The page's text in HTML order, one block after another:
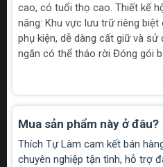
cao, có tuổi thọ cao. Thiết kế
năng: Khu vực lưu trữ riêng
phụ kiện, dễ dàng cất giữ và sử
ngăn có thể tháo rời Đóng gói
Mua sản phẩm này ở đâu?
Thích Tự Làm cam kết bán
chuyên nghiệp tận tình, hỗ trợ